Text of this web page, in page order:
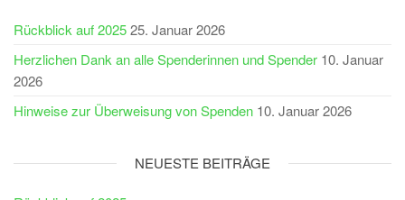
Rückblick auf 202525. Januar 2026
Herzlichen Dank an alle Spenderinnen und Spender 10. Januar
2026
Hinweise zur Überweisung von Spenden 10. Januar 2026
NEUESTE BEITRÄGE